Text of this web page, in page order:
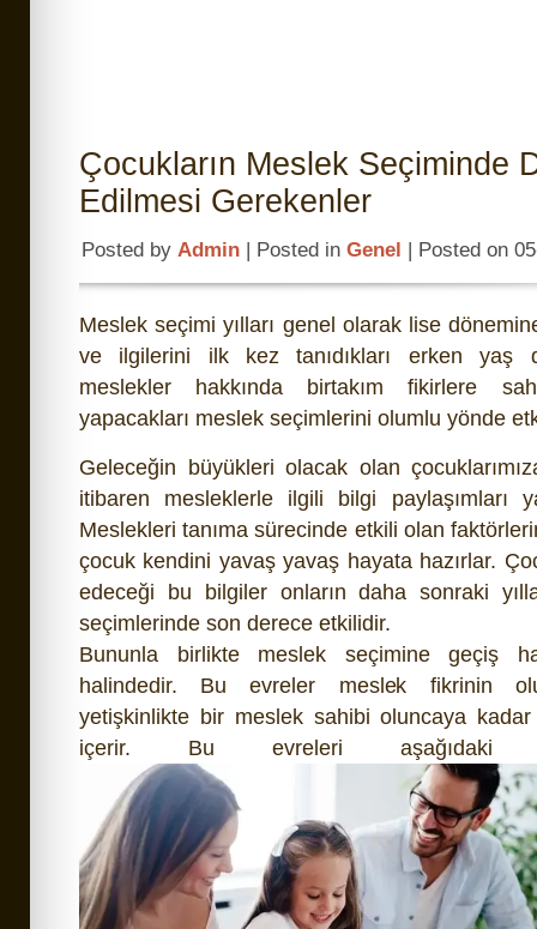
Çocukların Meslek Seçiminde
Edilmesi Gerekenler
Posted by Admin | Posted in Genel | Posted on
Meslek seçimi yılları genel olarak lise
ve ilgilerini ilk kez tanıdıkları erken yaş
meslekler hakkında birtakım fikirlere
yapacakları meslek seçimlerini olumlu yönde
Geleceğin büyükleri olacak olan
itibaren mesleklerle ilgili bilgi paylaşımları
Meslekleri tanıma sürecinde etkili olan
çocuk kendini yavaş yavaş hayata hazırlar.
edeceği bu bilgiler onların daha sonraki
seçimlerinde son derece etkilidir.
Bununla birlikte meslek seçimine geçiş
halindedir. Bu evreler meslek fikrinin
yetişkinlikte bir meslek sahibi oluncaya
içerir. Bu evreleri aşağıdaki